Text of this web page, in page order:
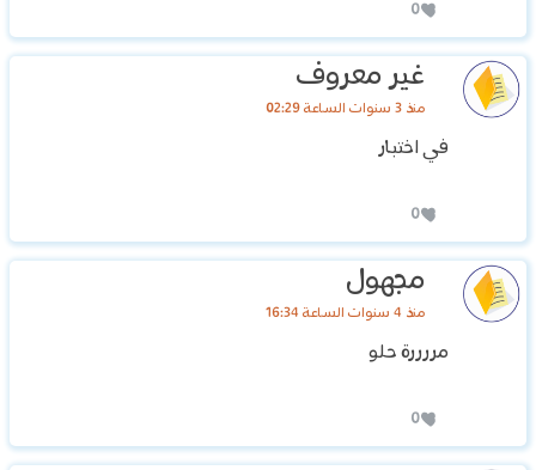
0
غير معروف
منذ 3 سنوات الساعة 02:29
في اختبار
0
مجهول
منذ 4 سنوات الساعة 16:34
مررررة حلو
0